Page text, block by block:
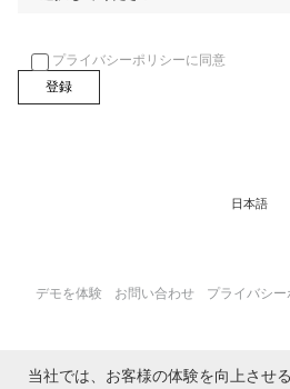
プライバシーポリシーに同意
日本語
デモを体験 お問い合わせ プライバシー
当社では、お客様の体験を向上させ